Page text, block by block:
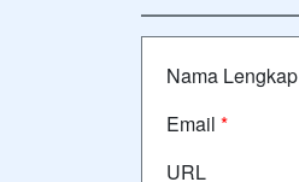
Nama Lengkap
Email *
URL